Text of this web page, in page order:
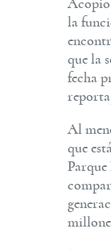
Acopio
la
que la
fecha
Al
que